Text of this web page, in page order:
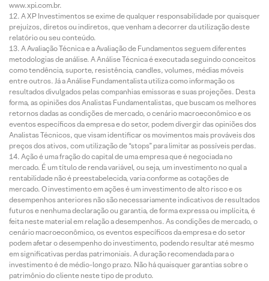
www.xpi.com.br.
A XP Investimentos se exime de qualquer responsabilidade por quaisquer
prejuízos, diretos ou indiretos, que venham a decorrer da utilização deste
relatório ou seu conteúdo.
A Avaliação Técnica e a Avaliação de Fundamentos seguem diferentes
metodologias de análise. A Análise Técnica é executada seguindo conceitos
como tendência, suporte, resistência, candles, volumes, médias móveis
entre outros. Já a Análise Fundamentalista utiliza como informação os
resultados divulgados pelas companhias emissoras e suas projeções. Desta
forma, as opiniões dos Analistas Fundamentalistas, que buscam os melhores
retornos dadas as condições de mercado, o cenário macroeconômico e os
eventos específicos da empresa e do setor, podem divergir das opiniões dos
Analistas Técnicos, que visam identificar os movimentos mais prováveis dos
preços dos ativos, com utilização de “stops” para limitar as possíveis perdas.
Ação é uma fração do capital de uma empresa que é negociada no
mercado. É um título de renda variável, ou seja, um investimento no qual a
rentabilidade não é preestabelecida, varia conforme as cotações de
mercado. O investimento em ações é um investimento de alto risco e os
desempenhos anteriores não são necessariamente indicativos de resultados
futuros e nenhuma declaração ou garantia, de forma expressa ou implícita, é
feita neste material em relação a desempenhos. As condições de mercado, o
cenário macroeconômico, os eventos específicos da empresa e do setor
podem afetar o desempenho do investimento, podendo resultar até mesmo
em significativas perdas patrimoniais. A duração recomendada para o
investimento é de médio-longo prazo. Não há quaisquer garantias sobre o
patrimônio do cliente neste tipo de produto.